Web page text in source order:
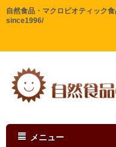
自然食品・マクロビオティック
since1996/
メニュー